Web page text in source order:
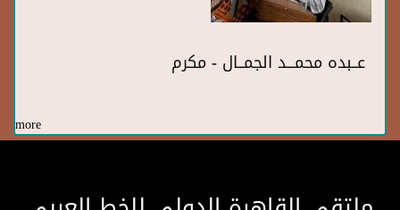
عــبده محمـــد الجمــال - مكرم
more